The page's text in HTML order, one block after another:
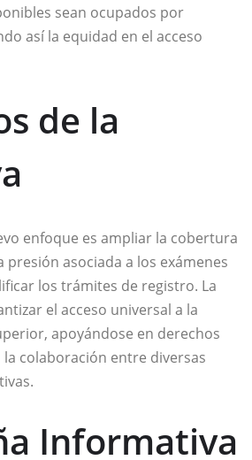
sean ocupados por
así la equidad en el acceso
de la
enfoque es ampliar la cobertura
presión asociada a los exámenes
los trámites de registro. La
el acceso universal a la
apoyándose en derechos
colaboración entre diversas
Informativa